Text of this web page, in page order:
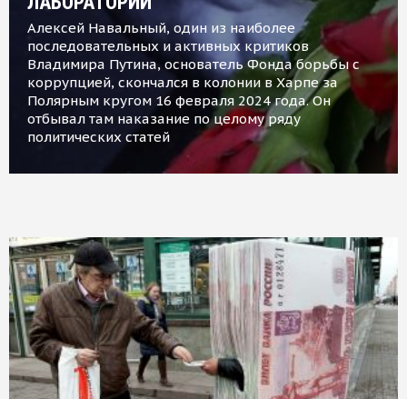
Алексей Навальный, один из наиболее
последовательных и активных критиков
Владимира Путина, основатель Фонда борьбы с
коррупцией, скончался в колонии в Харпе за
Полярным кругом 16 февраля 2024 года. Он
отбывал там наказание по целому ряду
политических статей